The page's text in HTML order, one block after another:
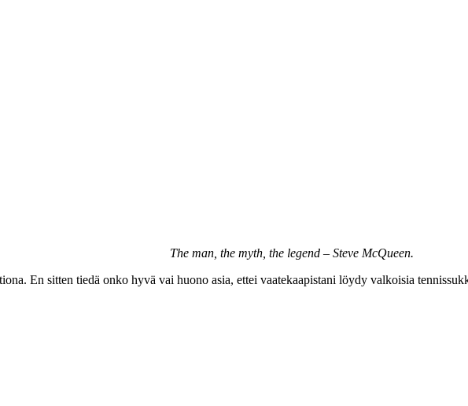
The man, the myth, the legend – Steve McQueen.
En sitten tiedä onko hyvä vai huono asia, ettei vaatekaapistani löydy valkoisia